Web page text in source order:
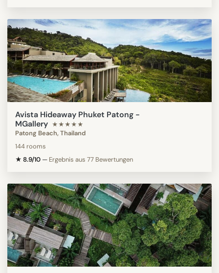
Avista Hideaway Phuket Patong -
MGallery ★★★★★
Patong Beach, Thailand
144 rooms
★ 8.9/10 — Ergebnis aus 77 Bewertungen